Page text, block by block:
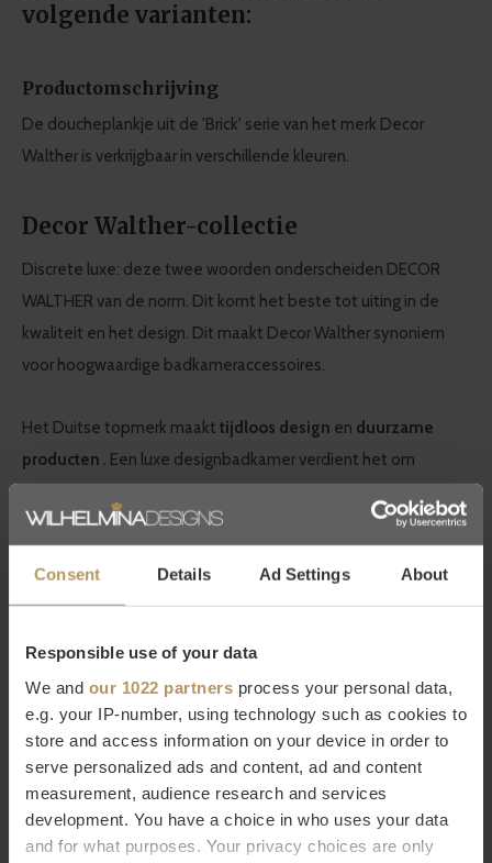
Consent Details Ad Settings About
Responsible use of your data
We and our 1022 partners process your personal data,
e.g. your IP-number, using technology such as cookies to
store and access information on your device in order to
serve personalized ads and content, ad and content
measurement, audience research and services
development. You have a choice in who uses your data
and for what purposes. Your privacy choices are only
volgende varianten:
Productomschrijving
De doucheplankje uit de 'Brick' serie van het merk Decor
Walther is verkrijgbaar in verschillende kleuren.
Decor Walther-collectie
Discrete luxe: deze twee woorden onderscheiden DECOR
WALTHER van de norm. Dit komt het beste tot uiting in de
kwaliteit en het design. Dit maakt Decor Walther synoniem
voor hoogwaardige badkameraccessoires.
Het Duitse topmerk maakt tijdloos design en duurzame
producten . Een luxe designbadkamer verdient het om
kwaliteit. Je ziet het, je voelt het.
Bestel Decor Walther online
een product dat niet op onze website staat? Neem dan
contact op met onzeklantenservice(livechat, e-mail of
telefoon). Natuurlijk kunt u ook
direct bestellen, het duurt
slechts 2 minuten. Niet helemaal tevreden met uw
aankoop? Bij WDS krijgt u 30 dagen bedenktijd.
Specificaties